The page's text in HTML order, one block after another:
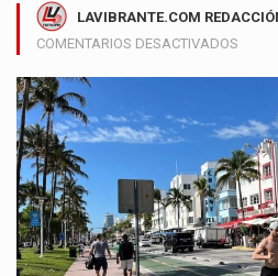
LAVIBRANTE.COM
COMENTARIOS DESACTIVADOS
CON
CALOR
EN